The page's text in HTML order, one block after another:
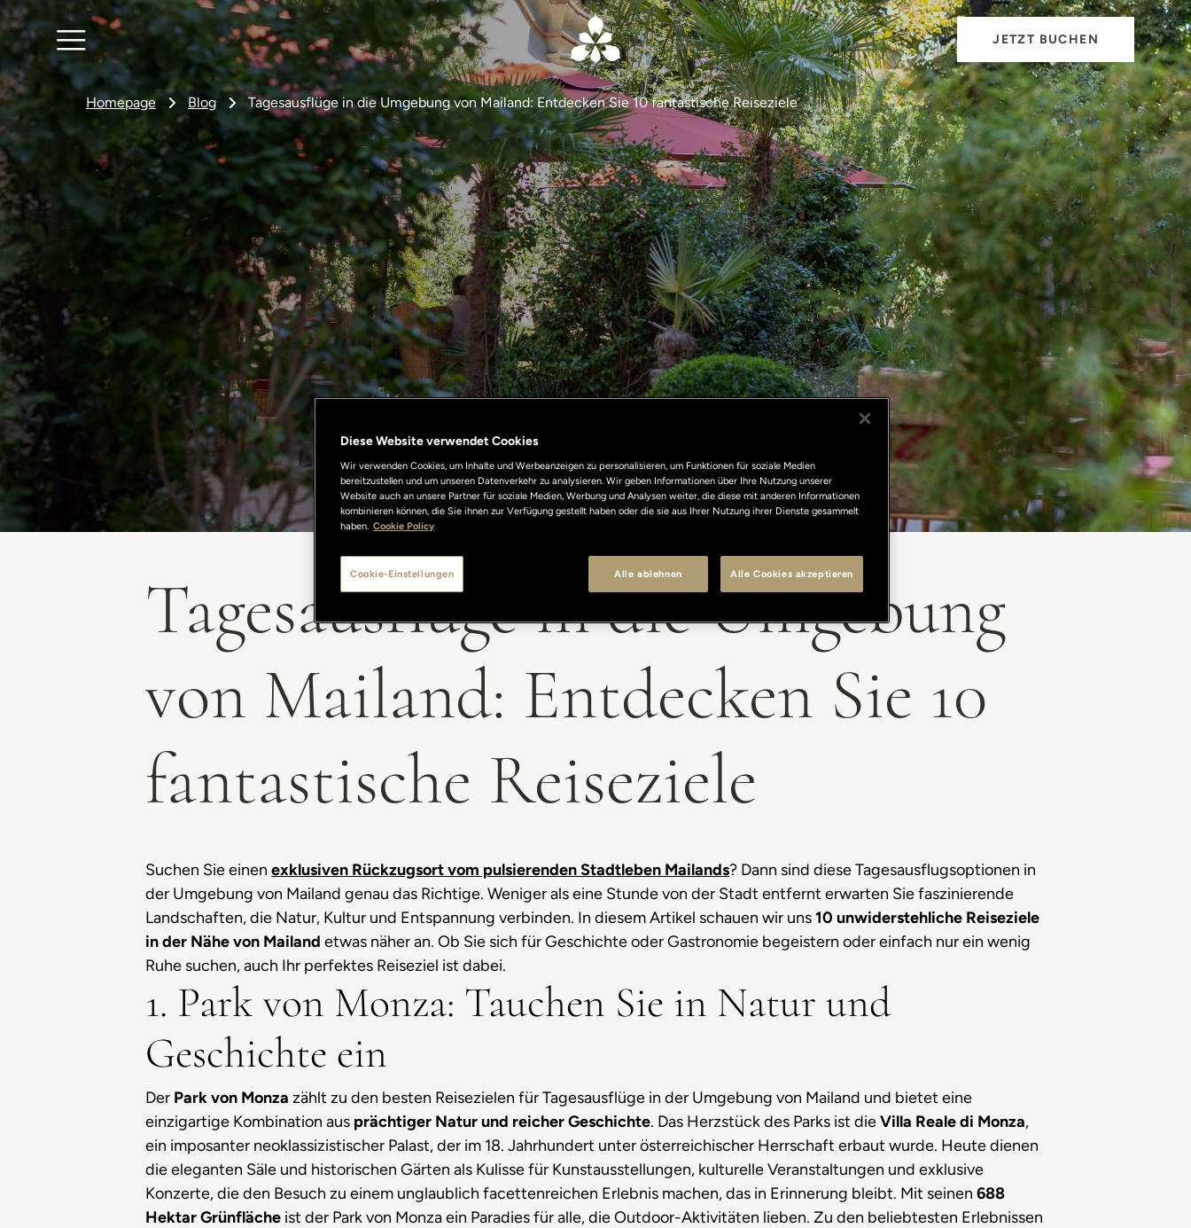
JETZT BUCHEN
Homepage Blog Tagesausflüge in die Umgebung von Mailand: Entdecken Sie 10 fantastische Reiseziele
Tagesausflüge in die Umgebung
von Mailand: Entdecken Sie 10
fantastische Reiseziele
Suchen Sie einen exklusiven Rückzugsort vom pulsierenden Stadtleben Mailands? Dann sind diese Tagesausflugsoptionen in
der Umgebung von Mailand genau das Richtige. Weniger als eine Stunde von der Stadt entfernt erwarten Sie faszinierende
Landschaften, die Natur, Kultur und Entspannung verbinden. In diesem Artikel schauen wir uns10 unwiderstehliche Reiseziele
in der Nähe von Mailand etwas näher an. Ob Sie sich für Geschichte oder Gastronomie begeistern oder einfach nur ein wenig
Ruhe suchen, auch Ihr perfektes Reiseziel ist dabei.
1. Park von Monza: Tauchen Sie in Natur und
Geschichte ein
Der Park von Monza zählt zu den besten Reisezielen für Tagesausflüge in der Umgebung von Mailand und bietet eine
einzigartige Kombination aus prächtiger Natur und reicher Geschichte. Das Herzstück des Parks ist dieVilla Reale di Monza,
ein imposanter neoklassizistischer Palast, der im 18. Jahrhundert unter österreichischer Herrschaft erbaut wurde. Heute dienen
die eleganten Säle und historischen Gärten als Kulisse für Kunstausstellungen, kulturelle Veranstaltungen und exklusive
Konzerte, die den Besuch zu einem unglaublich facettenreichen Erlebnis machen, das in Erinnerung bleibt. Mit seinen 688
Hektar Grünfläche ist der Park von Monza ein Paradies für alle, die Outdoor-Aktivitäten lieben. Zu den beliebtesten Erlebnissen
Diese Website verwendet Cookies
Wir verwenden Cookies, um Inhalte und Werbeanzeigen zu personalisieren, um Funktionen für soziale Medien
bereitzustellen und um unseren Datenverkehr zu analysieren. Wir geben Informationen über Ihre Nutzung unserer
Website auch an unsere Partner für soziale Medien, Werbung und Analysen weiter, die diese mit anderen Informationen
kombinieren können, die Sie ihnen zur Verfügung gestellt haben oder die sie aus Ihrer Nutzung ihrer Dienste gesammelt
haben. Cookie Policy
Alle ablehnen Alle Cookies akzeptieren
Cookie-Einstellungen